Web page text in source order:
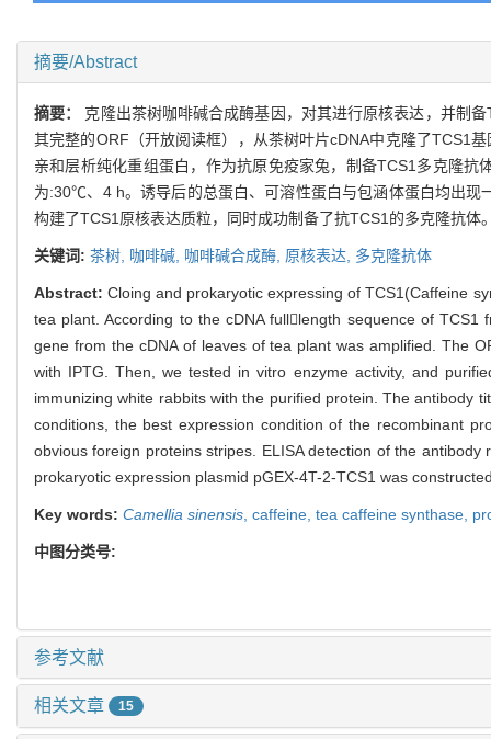
摘要/Abstract
摘要： 克隆出茶树咖啡碱合成酶基因，对其进行原核表达，并制
其完整的ORF（开放阅读框），从茶树叶片cDNA中克隆了TCS1
亲和层析纯化重组蛋白，作为抗原免疫家兔，制备TCS1多克隆
为:30℃、4 h。诱导后的总蛋白、可溶性蛋白与包涵体蛋白均出
构建了TCS1原核表达质粒，同时成功制备了抗TCS1的多克隆抗体
关键词: 茶树, 咖啡碱, 咖啡碱合成酶, 原核表达, 多克隆抗体
Abstract:Cloing and prokaryotic expressing of TCS1(Caffeine
tea plant. According to the cDNA fulllength sequence of
gene from the cDNA of leaves of tea plant was amplified. The
with IPTG. Then, we tested in vitro enzyme activity, and
immunizing white rabbits with the purified protein. The antibody
conditions, the best expression condition of the recombinant
obvious foreign proteins stripes. ELISA detection of the
prokaryotic expression plasmid pGEX-4T-2-TCS1 was
Key words: Camellia sinensis caffeine, tea caffeine synthase,
中图分类号:
参考文献
相关文章 15